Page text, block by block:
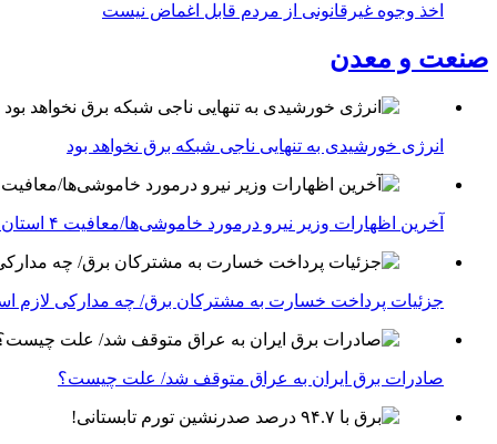
اخذ وجوه غیرقانونی از مردم قابل اغماض نیست
صنعت و معدن
انرژی خورشیدی به تنهایی ناجی شبکه برق نخواهد بود
آخرین اظهارات وزیر نیرو درمورد خاموشی‌ها/معافیت ۴ استان جنوبی درگیر جنگ از قطعی برق
جزئیات پرداخت خسارت به مشترکان برق/ چه مدارکی لازم
صادرات برق ایران به عراق متوقف شد/ علت چیست؟